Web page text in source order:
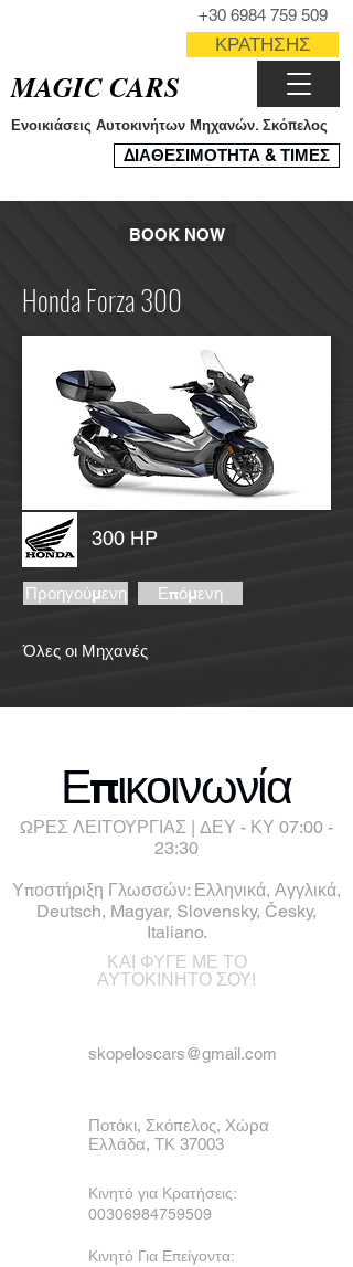
+30 6984 759 509
ΔΙΑΘΕΣΙΜΟΤΗΤΑ & ΤΙΜΕΣ
MAGIC CARS
Ενοικιάσεις Αυτοκινήτων Μηχανών. Σκόπελος
ΚΡΑΤΗΣΗΣ
BOOK NOW
Honda Forza 300
300 HP
Προηγούμενη Επόμενη
Όλες οι Μηχανές
Επικοινωνία
ΩΡΕΣ ΛΕΙΤΟΥΡΓΙΑΣ | ΔΕΥ - ΚΥ 07:00 -
23:30
Υποστήριξη Γλωσσών: Ελληνικά, Αγγλικά,
Deutsch, Magyar, Slovensky, Česky,
Italiano.
ΚΑΙ ΦΥΓΕ ΜΕ ΤΟ
ΑΥΤΟΚΙΝΗΤΟ ΣΟΥ!
skopeloscars@gmail.com
Ποτόκι, Σκόπελος, Χώρα
Ελλάδα, ΤΚ 37003
Κινητό για Κρατήσεις:
00306984759509
Κινητό Για Επείγοντα: